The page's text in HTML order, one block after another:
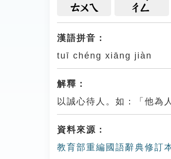
ㄊㄨㄟ ㄔㄥ
漢語拼音：
tuī chéng xiāng jiàn
解釋：
以誠心待人。如：「他為
資料來源：
教育部重編國語辭典修訂